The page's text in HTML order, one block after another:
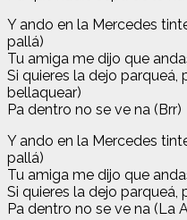
Y ando en la Mercedes
pallá)
Tu amiga me dijo que
Si quieres la dejo
bellaquear)
Pa dentro no se ve na (Brr)
Y ando en la Mercedes
pallá)
Tu amiga me dijo que
Si quieres la dejo
Pa dentro no se ve na (La